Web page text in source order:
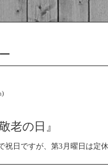
老の日』
祝日ですが、第3月曜日は定